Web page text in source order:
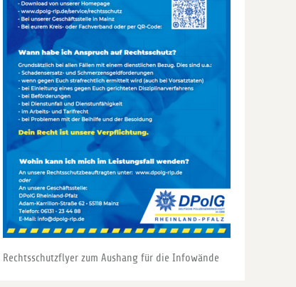
Rechtsschutzflyer zum Aushang für die Infowände